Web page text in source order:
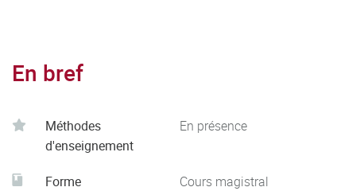
En bref
Méthodes
d'enseignement
En présence
Forme
Cours magistral